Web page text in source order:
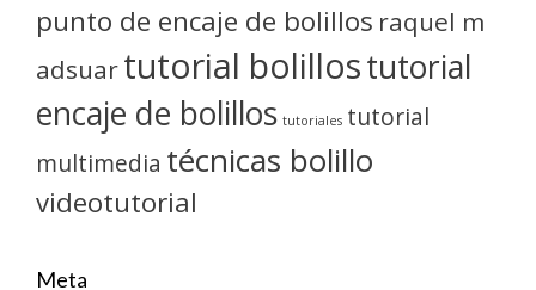
punto de encaje de bolillos raquel m
adsuartutorial bolillostutorial
encaje de bolillos tutoriales tutorial
multimedia técnicas bolillo
videotutorial
Meta